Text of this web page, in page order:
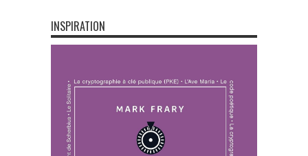
INSPIRATION